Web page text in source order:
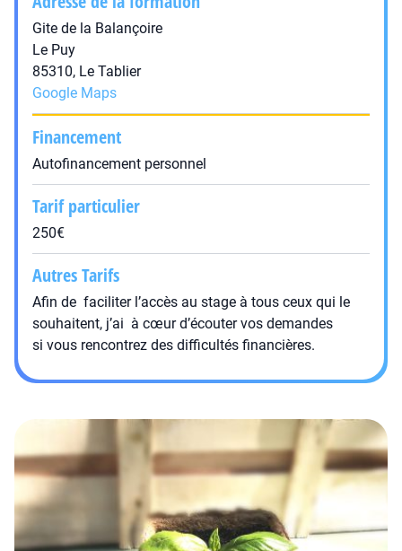
Gite de la Balançoire
Le Puy
85310, Le Tablier
Google Maps
Financement
Autofinancement personnel
Tarif particulier
250€
Autres Tarifs
Afin de faciliter l’accès au stage à tous ceux qui le
souhaitent, j’ai à cœur d’écouter vos demandes
si vous rencontrez des difficultés financières.